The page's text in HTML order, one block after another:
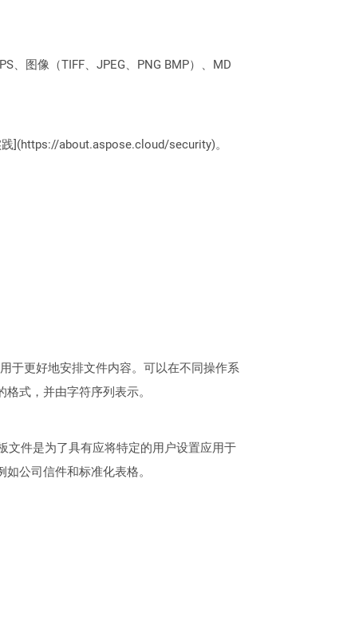
、图像（TIFF、JPEG、PNG BMP）、MD
](https://about.aspose.cloud/security)。
于更好地安排文件内容。可以在不同操作系
式，并由字符序列表示。
文件是为了具有应将特定的用户设置应用于
公司信件和标准化表格。